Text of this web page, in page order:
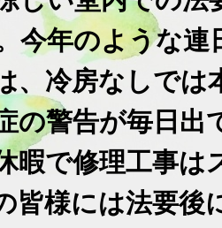
今年のような
、冷房なしでは
の警告が毎日出
暇で修理工事は
皆様には法要後